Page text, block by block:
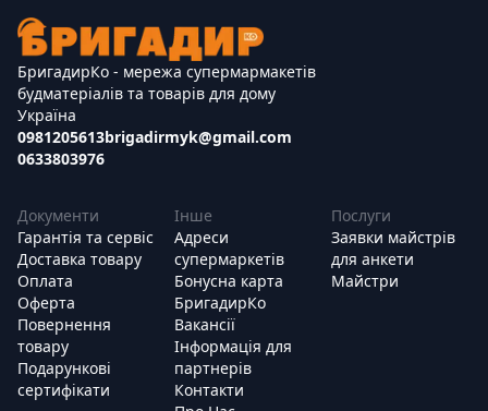
БригадирКо - мережа супермармакетів
будматеріалів та товарів для дому
Україна
0981205613
0633803976
brigadirmyk@gmail.com
Документи
Гарантія та сервіс
Доставка товару
Оплата
Оферта
Повернення
товару
Подарункові
сертифікати
Інше
Адреси
супермаркетів
Бонусна карта
БригадирКо
Вакансії
Інформація для
партнерів
Контакти
Послуги
Заявки майстрів
для анкети
Майстри